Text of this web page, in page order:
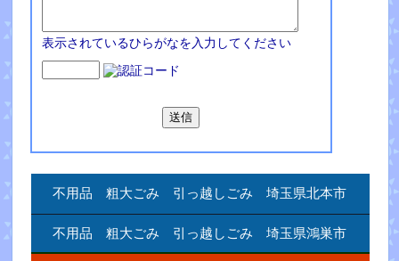
表示されているひらがなを入力してください
不用品 粗大ごみ 引っ越しごみ 埼玉県北本市
不用品 粗大ごみ 引っ越しごみ 埼玉県鴻巣市